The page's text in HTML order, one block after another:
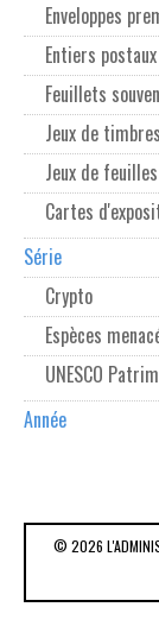
Enveloppes
Entiers postaux
Feuillets
Jeux de timbres
Jeux de
Cartes
Série
Crypto
Espèces
UNESCO
Année
© 2026